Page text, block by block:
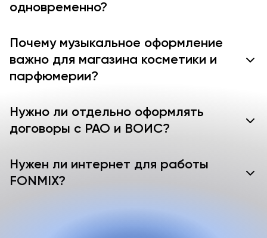
одновременно?
Почему музыкальное оформление
важно для магазина косметики и
парфюмерии?
Нужно ли отдельно оформлять
договоры с РАО и ВОИС?
Нужен ли интернет для работы
FONMIX?